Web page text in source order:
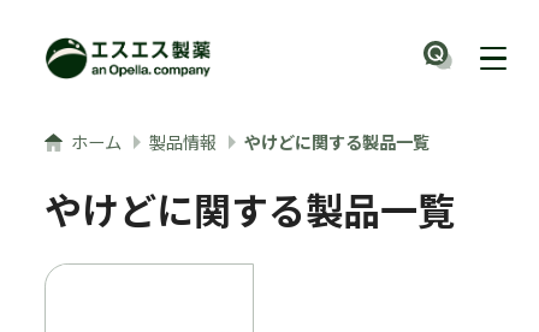
ナビ
ホーム 製品情報 やけどに関する製品一覧
やけどに関する製品一覧